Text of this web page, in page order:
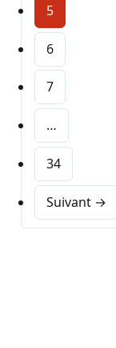
5
6
7
…
34
Suivant →